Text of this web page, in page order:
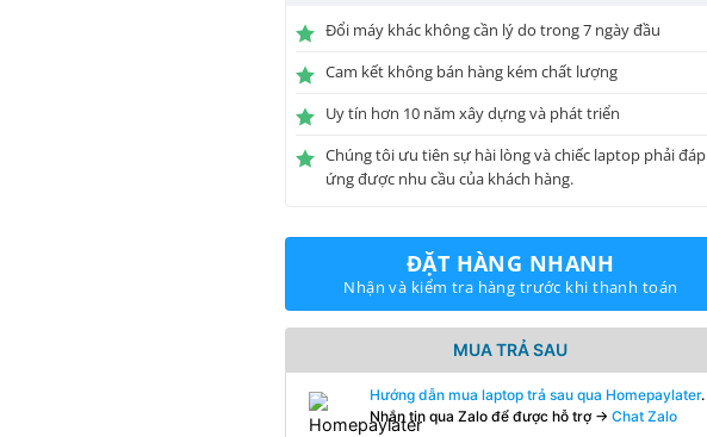
Đổi máy khác không cần lý do trong 7 ngày đầu
Cam kết không bán hàng kém chất lượng
Uy tín hơn 10 năm xây dựng và phát triển
Chúng tôi ưu tiên sự hài lòng và chiếc laptop phải đáp
ứng được nhu cầu của khách hàng.
ĐẶT HÀNG NHANH
Nhận và kiểm tra hàng trước khi thanh toán
MUA TRẢ SAU
Hướng dẫn mua laptop trả sau qua Homepaylater.
Nhắn tin qua Zalo để được hỗ trợ -> Chat Zalo